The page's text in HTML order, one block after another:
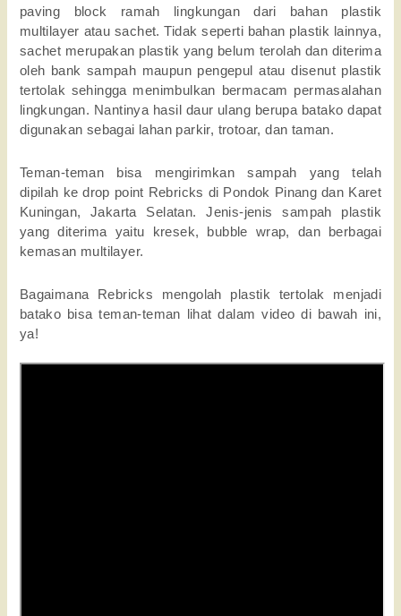
paving block ramah lingkungan dari bahan plastik
multilayer atau sachet. Tidak seperti bahan plastik lainnya,
sachet merupakan plastik yang belum terolah dan diterima
oleh bank sampah maupun pengepul atau disenut plastik
tertolak sehingga menimbulkan bermacam permasalahan
lingkungan. Nantinya hasil daur ulang berupa batako dapat
digunakan sebagai lahan parkir, trotoar, dan taman.
Teman-teman bisa mengirimkan sampah yang telah
dipilah ke drop point Rebricks di Pondok Pinang dan Karet
Kuningan, Jakarta Selatan. Jenis-jenis sampah plastik
yang diterima yaitu kresek, bubble wrap, dan berbagai
kemasan multilayer.
Bagaimana Rebricks mengolah plastik tertolak menjadi
batako bisa teman-teman lihat dalam video di bawah ini,
ya!